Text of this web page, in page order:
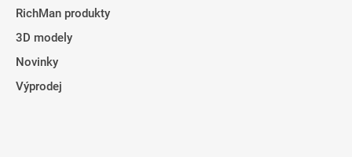
RichMan produkty
3D modely
Novinky
Výprodej